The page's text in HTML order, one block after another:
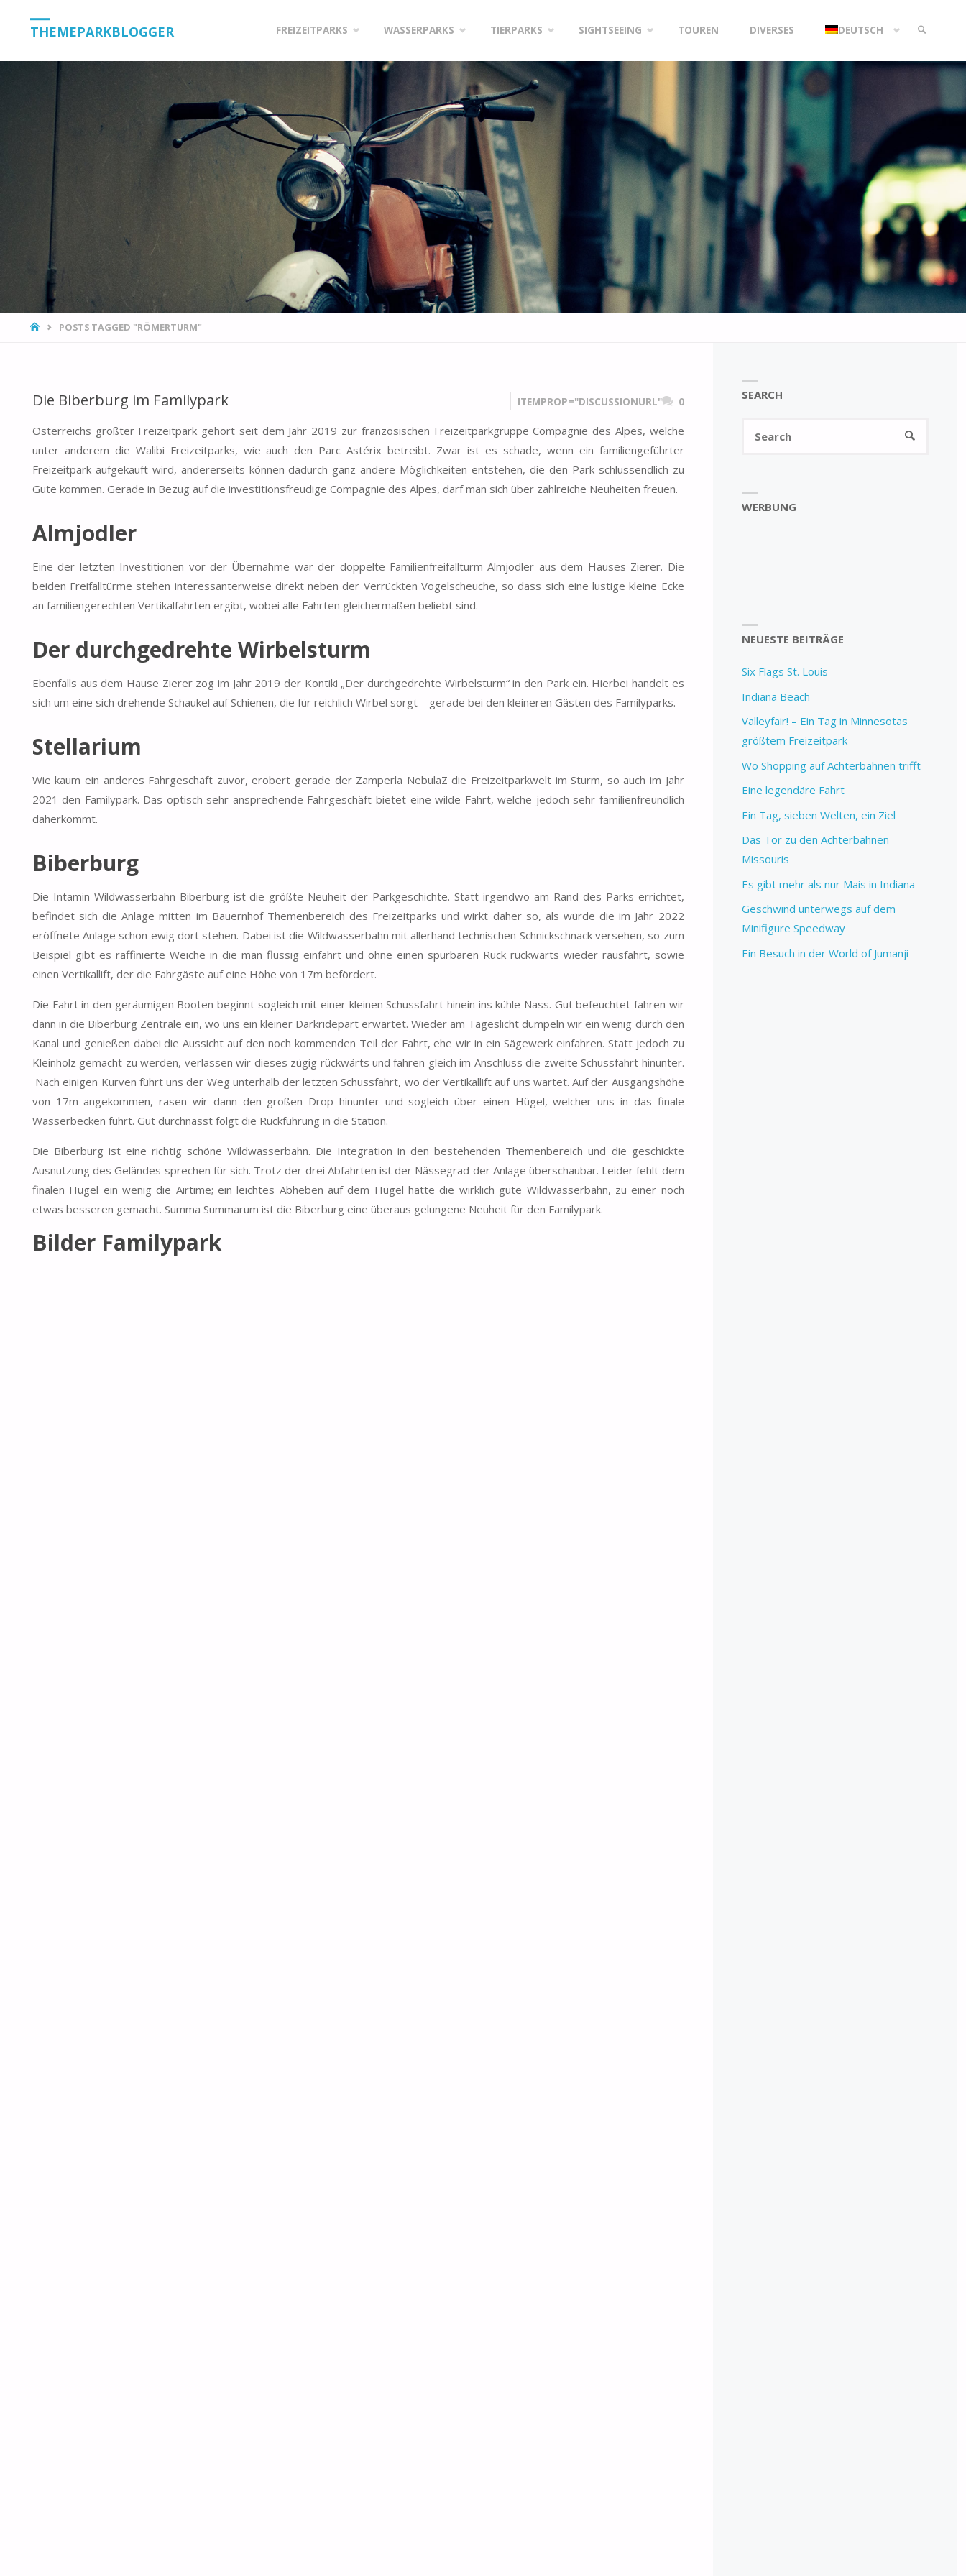
THEMEPARKBLOGGER
content
FREIZEITPARKS WASSERPARKS TIERPARKS SIGHTSEEING TOUREN DIVERSES DEUTSCH
HOMEPOSTS TAGGED "RÖMERTURM"
Die Biberburg im Familypark ITEMPROP="DISCUSSIONURL" 0
Österreichs größter Freizeitpark gehört seit dem Jahr 2019 zur französischen Freizeitparkgruppe Compagnie des Alpes, welche
unter anderem die Walibi Freizeitparks, wie auch den Parc Astérix betreibt. Zwar ist es schade, wenn ein familiengeführter
Freizeitpark aufgekauft wird, andererseits können dadurch ganz andere Möglichkeiten entstehen, die den Park schlussendlich zu
Gute kommen. Gerade in Bezug auf die investitionsfreudige Compagnie des Alpes, darf man sich über zahlreiche Neuheiten freuen.
Almjodler
Eine der letzten Investitionen vor der Übernahme war der doppelte Familienfreifallturm Almjodler aus dem Hauses Zierer. Die
beiden Freifalltürme stehen interessanterweise direkt neben der Verrückten Vogelscheuche, so dass sich eine lustige kleine Ecke
an familiengerechten Vertikalfahrten ergibt, wobei alle Fahrten gleichermaßen beliebt sind.
Der durchgedrehte Wirbelsturm
Ebenfalls aus dem Hause Zierer zog im Jahr 2019 der Kontiki „Der durchgedrehte Wirbelsturm“ in den Park ein. Hierbei handelt es
sich um eine sich drehende Schaukel auf Schienen, die für reichlich Wirbel sorgt – gerade bei den kleineren Gästen des Familyparks.
Stellarium
Wie kaum ein anderes Fahrgeschäft zuvor, erobert gerade der Zamperla NebulaZ die Freizeitparkwelt im Sturm, so auch im Jahr
2021 den Familypark. Das optisch sehr ansprechende Fahrgeschäft bietet eine wilde Fahrt, welche jedoch sehr familienfreundlich
daherkommt.
Biberburg
Die Intamin Wildwasserbahn Biberburg ist die größte Neuheit der Parkgeschichte. Statt irgendwo am Rand des Parks errichtet,
befindet sich die Anlage mitten im Bauernhof Themenbereich des Freizeitparks und wirkt daher so, als würde die im Jahr 2022
eröffnete Anlage schon ewig dort stehen. Dabei ist die Wildwasserbahn mit allerhand technischen Schnickschnack versehen, so zum
Beispiel gibt es raffinierte Weiche in die man flüssig einfährt und ohne einen spürbaren Ruck rückwärts wieder rausfährt, sowie
einen Vertikallift, der die Fahrgäste auf eine Höhe von 17m befördert.
Die Fahrt in den geräumigen Booten beginnt sogleich mit einer kleinen Schussfahrt hinein ins kühle Nass. Gut befeuchtet fahren wir
dann in die Biberburg Zentrale ein, wo uns ein kleiner Darkridepart erwartet. Wieder am Tageslicht dümpeln wir ein wenig durch den
Kanal und genießen dabei die Aussicht auf den noch kommenden Teil der Fahrt, ehe wir in ein Sägewerk einfahren. Statt jedoch zu
Kleinholz gemacht zu werden, verlassen wir dieses zügig rückwärts und fahren gleich im Anschluss die zweite Schussfahrt hinunter.
Nach einigen Kurven führt uns der Weg unterhalb der letzten Schussfahrt, wo der Vertikallift auf uns wartet. Auf der Ausgangshöhe
von 17m angekommen, rasen wir dann den großen Drop hinunter und sogleich über einen Hügel, welcher uns in das finale
Wasserbecken führt. Gut durchnässt folgt die Rückführung in die Station.
Die Biberburg ist eine richtig schöne Wildwasserbahn. Die Integration in den bestehenden Themenbereich und die geschickte
Ausnutzung des Geländes sprechen für sich. Trotz der drei Abfahrten ist der Nässegrad der Anlage überschaubar. Leider fehlt dem
finalen Hügel ein wenig die Airtime; ein leichtes Abheben auf dem Hügel hätte die wirklich gute Wildwasserbahn, zu einer noch
etwas besseren gemacht. Summa Summarum ist die Biberburg eine überaus gelungene Neuheit für den Familypark.
Bilder Familypark
SEARCH
SEARCH
WERBUNG
NEUESTE BEITRÄGE
Six Flags St. Louis
Indiana Beach
Valleyfair! – Ein Tag in Minnesotas
größtem Freizeitpark
Wo Shopping auf Achterbahnen trifft
Eine legendäre Fahrt
Ein Tag, sieben Welten, ein Ziel
Das Tor zu den Achterbahnen
Missouris
Es gibt mehr als nur Mais in Indiana
Geschwind unterwegs auf dem
Minifigure Speedway
Ein Besuch in der World of Jumanji